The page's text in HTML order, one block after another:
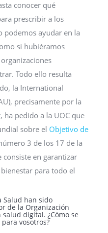
conocer qué
prescribir a los
podemos ayudar en la
si hubiéramos
Todo ello resulta
la International
precisamente por la
ha pedido a la UOC que
sobre el Objetivo de
3 de los 17 de la
consiste en garantizar
para todo el
Salud han sido
de la Organización
digital. ¿Cómo se
vosotros?